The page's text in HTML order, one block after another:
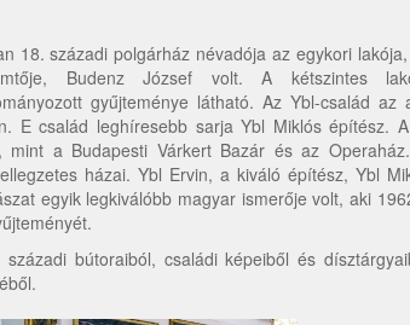
18. századi polgárház névadója az egykori
Budenz József volt. A kétszintes
gyűjteménye látható. Az Ybl-család az
E család leghíresebb sarja Ybl Miklós építész.
mint a Budapesti Várkert Bazár és az
házai. Ybl Ervin, a kiváló építész, Ybl
egyik legkiválóbb magyar ismerője volt, aki
bútoraiból, családi képeiből és